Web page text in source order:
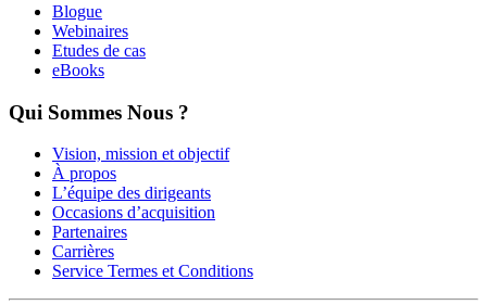
Blogue
Webinaires
Etudes de cas
eBooks
Qui Sommes Nous ?
Vision, mission et objectif
À propos
L’équipe des dirigeants
Occasions d’acquisition
Partenaires
Carrières
Service Termes et Conditions